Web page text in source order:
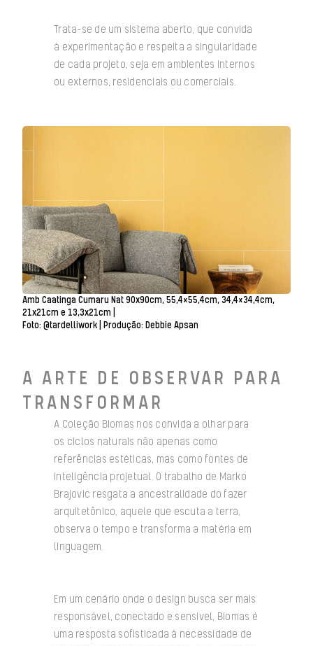
Trata-se de um sistema aberto, que convida
à experimentação e respeita a singularidade
de cada projeto, seja em ambientes internos
ou externos, residenciais ou comerciais.
Amb Caatinga Cumaru Nat 90x90cm, 55,4×55,4cm, 34,4×34,4cm,
21x21cm e 13,3x21cm |
Foto: @tardelliwork | Produção: Debbie Apsan
A ARTE DE OBSERVAR PARA
TRANSFORMAR
A Coleção Biomas nos convida a olhar para
os ciclos naturais não apenas como
referências estéticas, mas como fontes de
inteligência projetual. O trabalho de Marko
Brajovic resgata a ancestralidade do fazer
arquitetônico, aquele que escuta a terra,
observa o tempo e transforma a matéria em
linguagem.
Em um cenário onde o design busca ser mais
responsável, conectado e sensível, Biomas é
uma resposta sofisticada à necessidade de